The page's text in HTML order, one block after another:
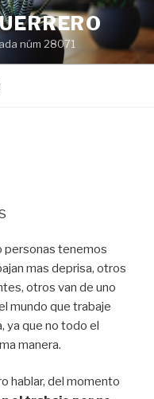
núm 28071
personas tenemos
mas deprisa, otros
otros van de uno
mundo que trabaje
ya que no todo el
manera.
hablar, del momento